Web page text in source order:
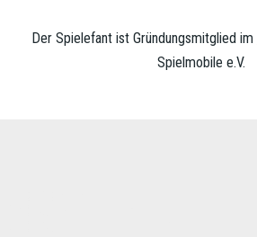
Der Spielefant ist Gründungsmitglied im
Spielmobile e.V.